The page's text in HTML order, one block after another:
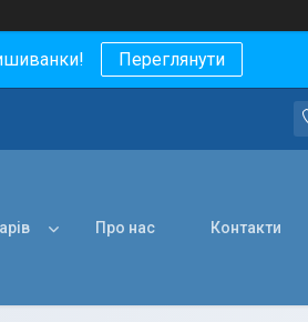
Переглянути
Про нас Контакти